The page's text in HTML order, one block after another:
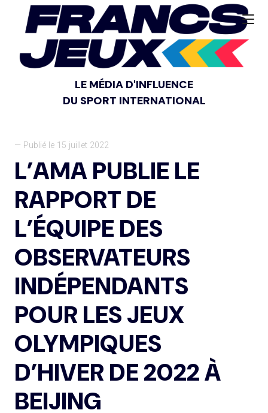
LE MÉDIA D'INFLUENCE
DU SPORT INTERNATIONAL
— Publié le 15 juillet 2022
L’AMA PUBLIE LE
RAPPORT DE
L’ÉQUIPE DES
OBSERVATEURS
INDÉPENDANTS
POUR LES JEUX
OLYMPIQUES
D’HIVER DE 2022 À
BEIJING